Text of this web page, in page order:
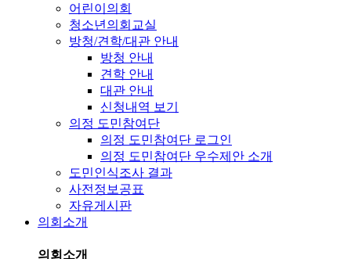
어린이의회
청소년의회교실
방청/견학/대관 안내
방청 안내
견학 안내
대관 안내
신청내역 보기
의정 도민참여단
의정 도민참여단 로그인
의정 도민참여단 우수제안 소개
도민인식조사 결과
사전정보공표
자유게시판
의회소개
의회소개